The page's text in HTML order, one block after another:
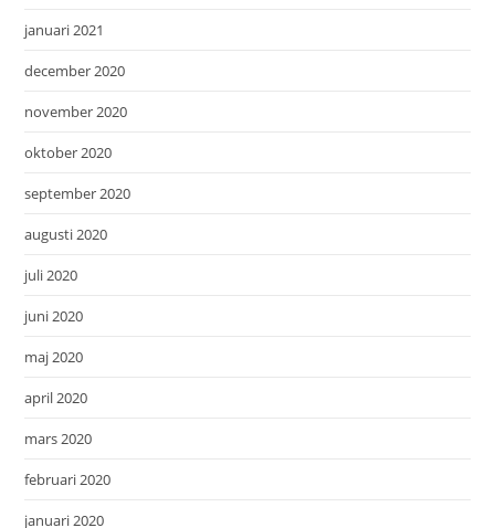
januari 2021
december 2020
november 2020
oktober 2020
september 2020
augusti 2020
juli 2020
juni 2020
maj 2020
april 2020
mars 2020
februari 2020
januari 2020